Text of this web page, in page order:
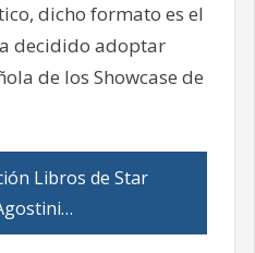
dicho formato es el
decidido adoptar
de los Showcase de
Libros de Star